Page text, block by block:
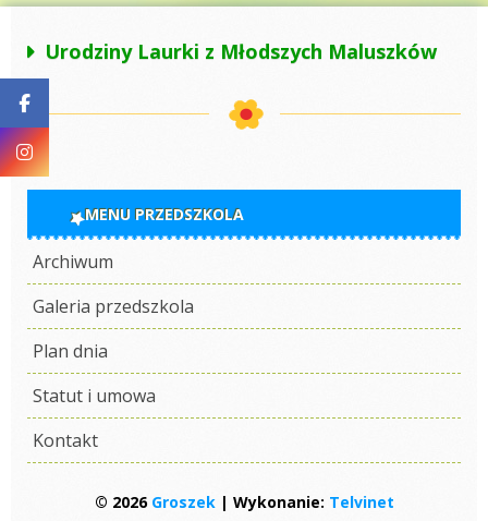
Urodziny Laurki z Młodszych Maluszków
MENU PRZEDSZKOLA
Archiwum
Galeria przedszkola
Plan dnia
Statut i umowa
Kontakt
© 2026 Groszek| Wykonanie: Telvinet